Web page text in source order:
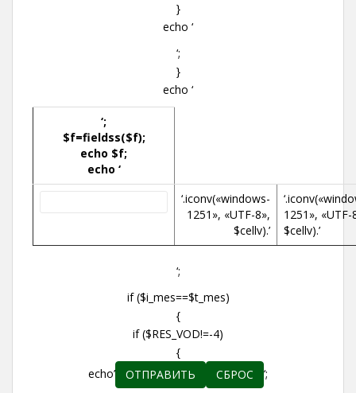
}
echo ‘
‘;
}
echo ‘
‘;
$f=fieldss($f);
echo $f;
echo ‘
‘.iconv(«windows-
1251», «UTF-8»,
$cellv).’
1251», «UTF-
$cellv).’
‘;
if ($i_mes==$t_mes)
{
if ($RES_VOD!=-4)
{
echo’
‘;